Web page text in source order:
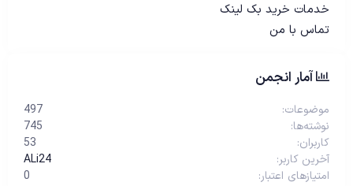
خدمات خرید بک لینک
تماس با من
آمار انجمن
موضوعات
497
نوشته‌ها
745
کاربران
53
آخرین کاربر
ALi24
امتیازهای اعتبار
0